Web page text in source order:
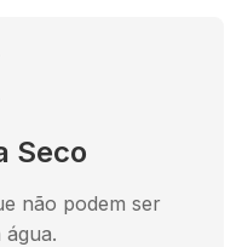
Seco
não podem ser
água.